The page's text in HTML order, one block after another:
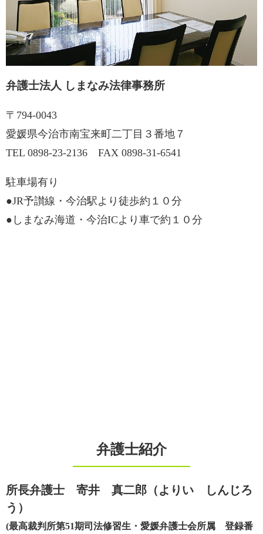
弁護士法人 しまなみ法律事務所
〒794-0043
愛媛県今治市南宝来町二丁目３番地７
TEL 0898-23-2136 FAX 0898-31-6541
駐車場有り
●JR予讃線・今治駅より徒歩約１０分
●しまなみ海道・今治ICより車で約１０分
弁護士紹介
所長弁護士 寄井 真二郎（よりい しんじろ
う）
(最高裁判所第51期司法修習生・愛媛弁護士会所属 登録番